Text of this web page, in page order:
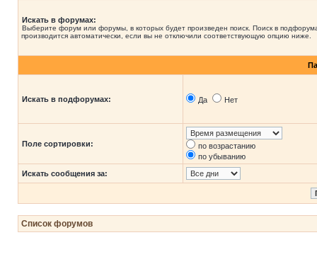
Искать в форумах:
Выберите форум или форумы, в которых будет произведен поиск. Поиск в
производится автоматически, если вы не отключили соответствующую опцию ниже.
Искать в подфорумах: Да Нет
Поле сортировки:
по возрастанию
по убыванию
Искать сообщения за:
Список форумов